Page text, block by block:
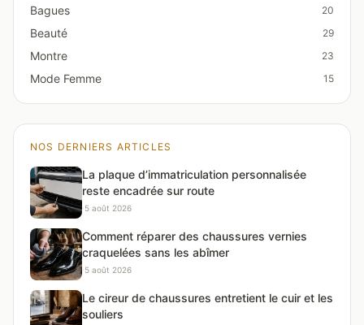
Bagues 20
Beauté 29
Montre 23
Mode Femme 15
NOS DERNIERS ARTICLES
La plaque d’immatriculation personnalisée
reste encadrée sur route
·5 août 2026
Comment réparer des chaussures vernies
craquelées sans les abîmer
·5 août 2026
Le cireur de chaussures entretient le cuir et les
souliers